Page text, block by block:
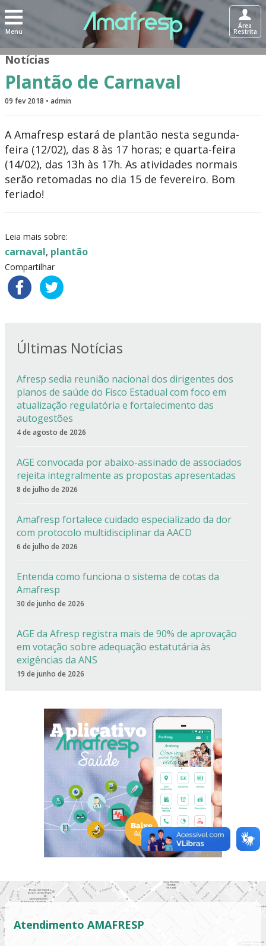
Menu
Área
Restrita
Notícias
Plantão de Carnaval
09 fev 2018 • admin
A Amafresp estará de plantão nesta segunda-
feira (12/02), das 8 às 17 horas; e quarta-feira
(14/02), das 13h às 17h. As atividades normais
serão retomadas no dia 15 de fevereiro. Bom
feriado!
Leia mais sobre:
carnaval, plantão
Compartilhar
Últimas Notícias
Afresp sedia reunião nacional dos dirigentes dos
planos de saúde do Fisco Estadual com foco em
atualização regulatória e fortalecimento das
autogestões
4 de agosto de 2026
AGE convocada por abaixo-assinado de associados
rejeita integralmente as propostas apresentadas
8 de julho de 2026
Amafresp fortalece cuidado especializado da dor
com protocolo multidisciplinar da AACD
6 de julho de 2026
Entenda como funciona o sistema de cotas da
Amafresp
30 de junho de 2026
AGE da Afresp registra mais de 90% de aprovação
em votação sobre adequação estatutária às
exigências da ANS
19 de junho de 2026
Atendimento AMAFRESP